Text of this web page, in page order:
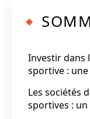
Investir dans
sportive :
Les sociétés
sportives :